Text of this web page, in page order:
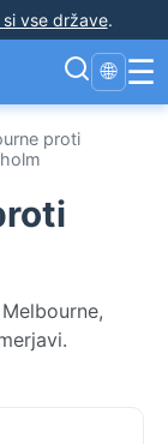
si vse države.
🌐 ☰
proti